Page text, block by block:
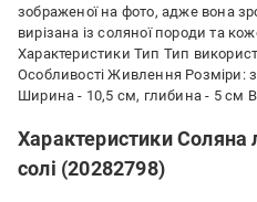
зображеної на фото, адже вона
вирізана із соляної породи та
Характеристики Тип Тип
Особливості Живлення Розміри:
Ширина - 10,5 см, глибина - 5 см
Характеристики
солі (20282798)